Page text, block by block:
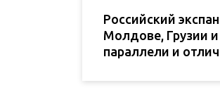
Российский
Молдове, Грузии
параллели и